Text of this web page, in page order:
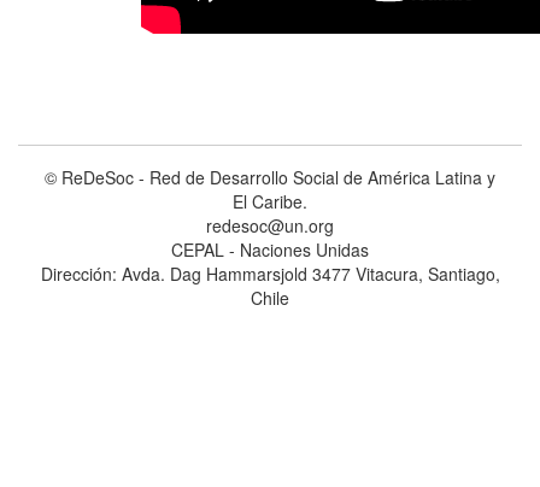
© ReDeSoc - Red de Desarrollo Social de América Latina y
El Caribe.
redesoc@un.org
CEPAL - Naciones Unidas
Dirección: Avda. Dag Hammarsjold 3477 Vitacura, Santiago,
Chile